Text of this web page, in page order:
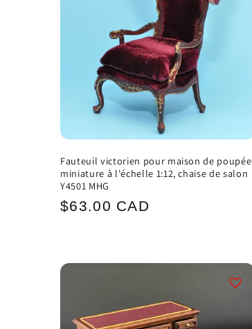
Fauteuil victorien pour maison de poupée
miniature à l'échelle 1:12, chaise de salon
Y4501 MHG
Prix
$63.00 CAD